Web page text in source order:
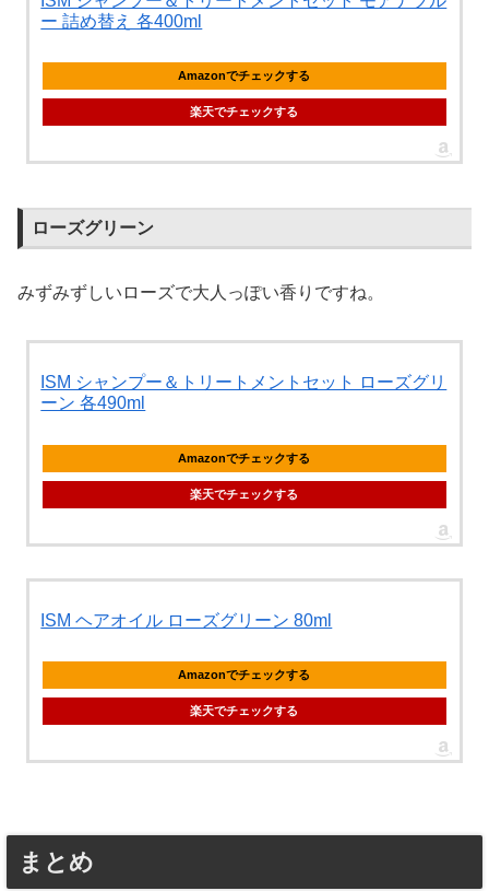
ー 詰め替え 各400ml
Amazonでチェックする
楽天でチェックする
ローズグリーン
みずみずしいローズで大人っぽい香りですね。
ISM シャンプー＆トリートメントセット ローズグリ
ーン 各490ml
Amazonでチェックする
楽天でチェックする
ISM ヘアオイル ローズグリーン 80ml
Amazonでチェックする
楽天でチェックする
まとめ